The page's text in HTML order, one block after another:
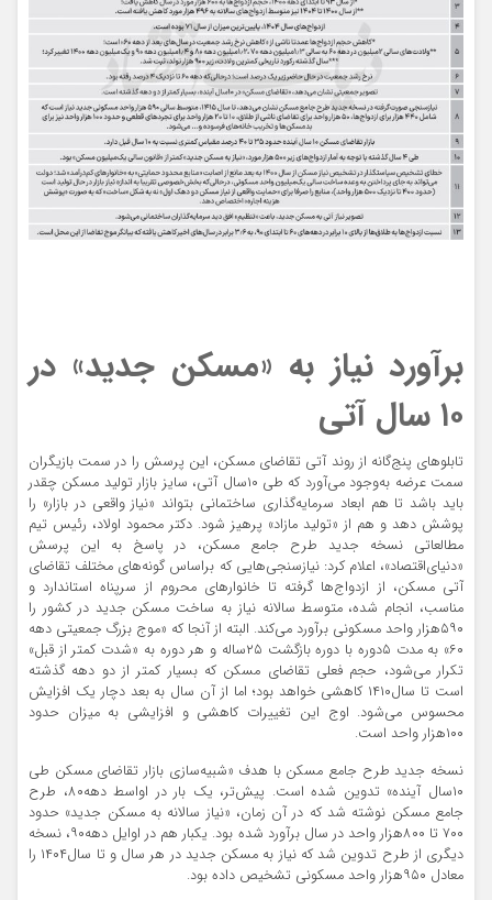
برآورد نیاز به «مسکن جدید» در
۱۰ سال آتی
تابلوهای پنج‌گانه از روند آتی تقاضای مسکن، این پرسش را در سمت بازیگران
سمت عرضه به‌وجود می‌آورد که طی ۱۰سال آتی، سایز بازار تولید مسکن چقدر
باید باشد تا هم ابعاد سرمایه‌گذاری ساختمانی بتواند «نیاز واقعی در بازار» را
پوشش دهد و هم از «تولید مازاد» پرهیز شود. دکتر محمود اولاد، رئیس تیم
مطالعاتی نسخه جدید طرح جامع مسکن، در پاسخ به این پرسش
«دنیای‌اقتصاد»، اعلام کرد: نیازسنجی‌هایی که براساس گونه‌های مختلف تقاضای
آتی مسکن، از ازدواج‌‌ها گرفته تا خانوارهای محروم از سرپناه استاندارد و
مناسب، انجام شده، متوسط سالانه نیاز به ساخت مسکن جدید در کشور را
۵۹۰هزار واحد مسکونی برآورد می‌کند. البته از آنجا که «موج بزرگ جمعیتی دهه
۶۰» به مدت ۵دوره با دوره بازگشت ۲۵ساله و هر دوره به «شدت کمتر از قبل»
تکرار می‌شود، حجم فعلی تقاضای مسکن که بسیار کمتر از دو دهه گذشته
است تا سال۱۴۱۰ کاهشی خواهد بود؛ اما از آن سال به بعد دچار یک افزایش
محسوس می‌شود. اوج این تغییرات کاهشی و افزایشی به میزان حدود
۱۰۰هزار واحد است.
نسخه جدید طرح جامع مسکن با هدف «شبیه‌سازی بازار تقاضای مسکن طی
۱۰سال آینده» تدوین شده است. پیش‌تر، یک بار در اواسط دهه۸۰، طرح
جامع مسکن نوشته شد که در آن زمان، «نیاز سالانه به مسکن جدید» حدود
۷۰۰ تا ۸۰۰هزار واحد در سال برآورد شده بود. یکبار هم در اوایل دهه۹۰، نسخه
دیگری از طرح تدوین شد که نیاز به مسکن جدید در هر سال و تا سال۱۴۰۴ را
معادل ۹۵۰هزار واحد مسکونی تشخیص داده بود.